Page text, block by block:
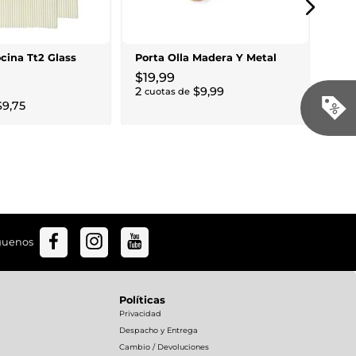
Tt2 Glass
9,75
Porta Olla Madera Y Metal
$19,99
2 cuotas de $9,99
Políticas
Privacidad
Despacho y Entrega
Cambio / Devoluciones